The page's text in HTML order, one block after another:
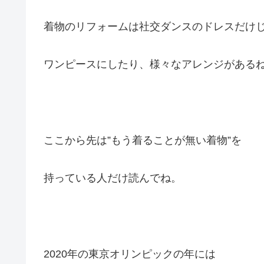
着物のリフォームは社交ダンスのドレスだけ
ワンピースにしたり、様々なアレンジがあるね
ここから先は”もう着ることが無い着物”を
持っている人だけ読んでね。
2020年の東京オリンピックの年には